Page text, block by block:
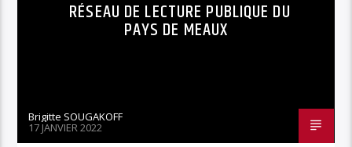
RÉSEAU DE LECTURE PUBLIQUE DU
PAYS DE MEAUX
Brigitte SOUGAKOFF
17 JANVIER 2022